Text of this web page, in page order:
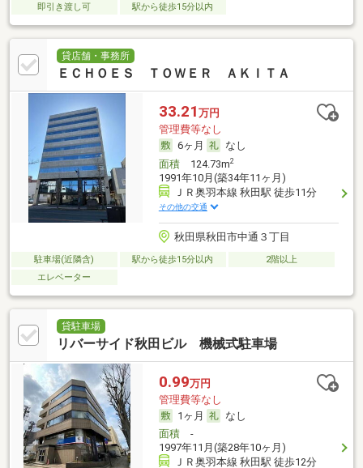
即引き渡し可 駅から徒歩15分以内
貸店舗・事務所
ＥＣＨＯＥＳ ＴＯＷＥＲ ＡＫＩＴＡ
33.21 万円
管理費等なし
6ヶ月
なし
面積124.73m2
1991年10月(築34年11ヶ月)
ＪＲ奥羽本線 秋田駅 徒歩11分
その他の交通
秋田県秋田市中通３丁目
駐車場(近隣含) 駅から徒歩15分以内
2階以上
エレベーター
貸駐車場
リバーサイド秋田ビル 機械式駐車場
0.99万円
管理費等なし
1ヶ月
なし
面積-
1997年11月(築28年10ヶ月)
ＪＲ奥羽本線 秋田駅 徒歩12分